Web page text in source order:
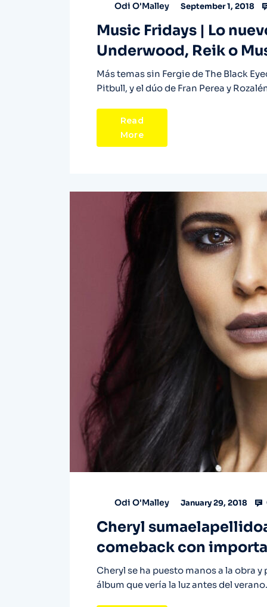
Odi O'Malley September 1, 2018
Music Fridays | Lo
Underwood, Reik o
Más temas sin Fergie de The Black
Pitbull, y el dúo de Fran Perea y
Read
More
Odi O'Malley January 29, 2018
Cheryl
comeback con
Cheryl se ha puesto manos a la obra
álbum que vería la luz antes del